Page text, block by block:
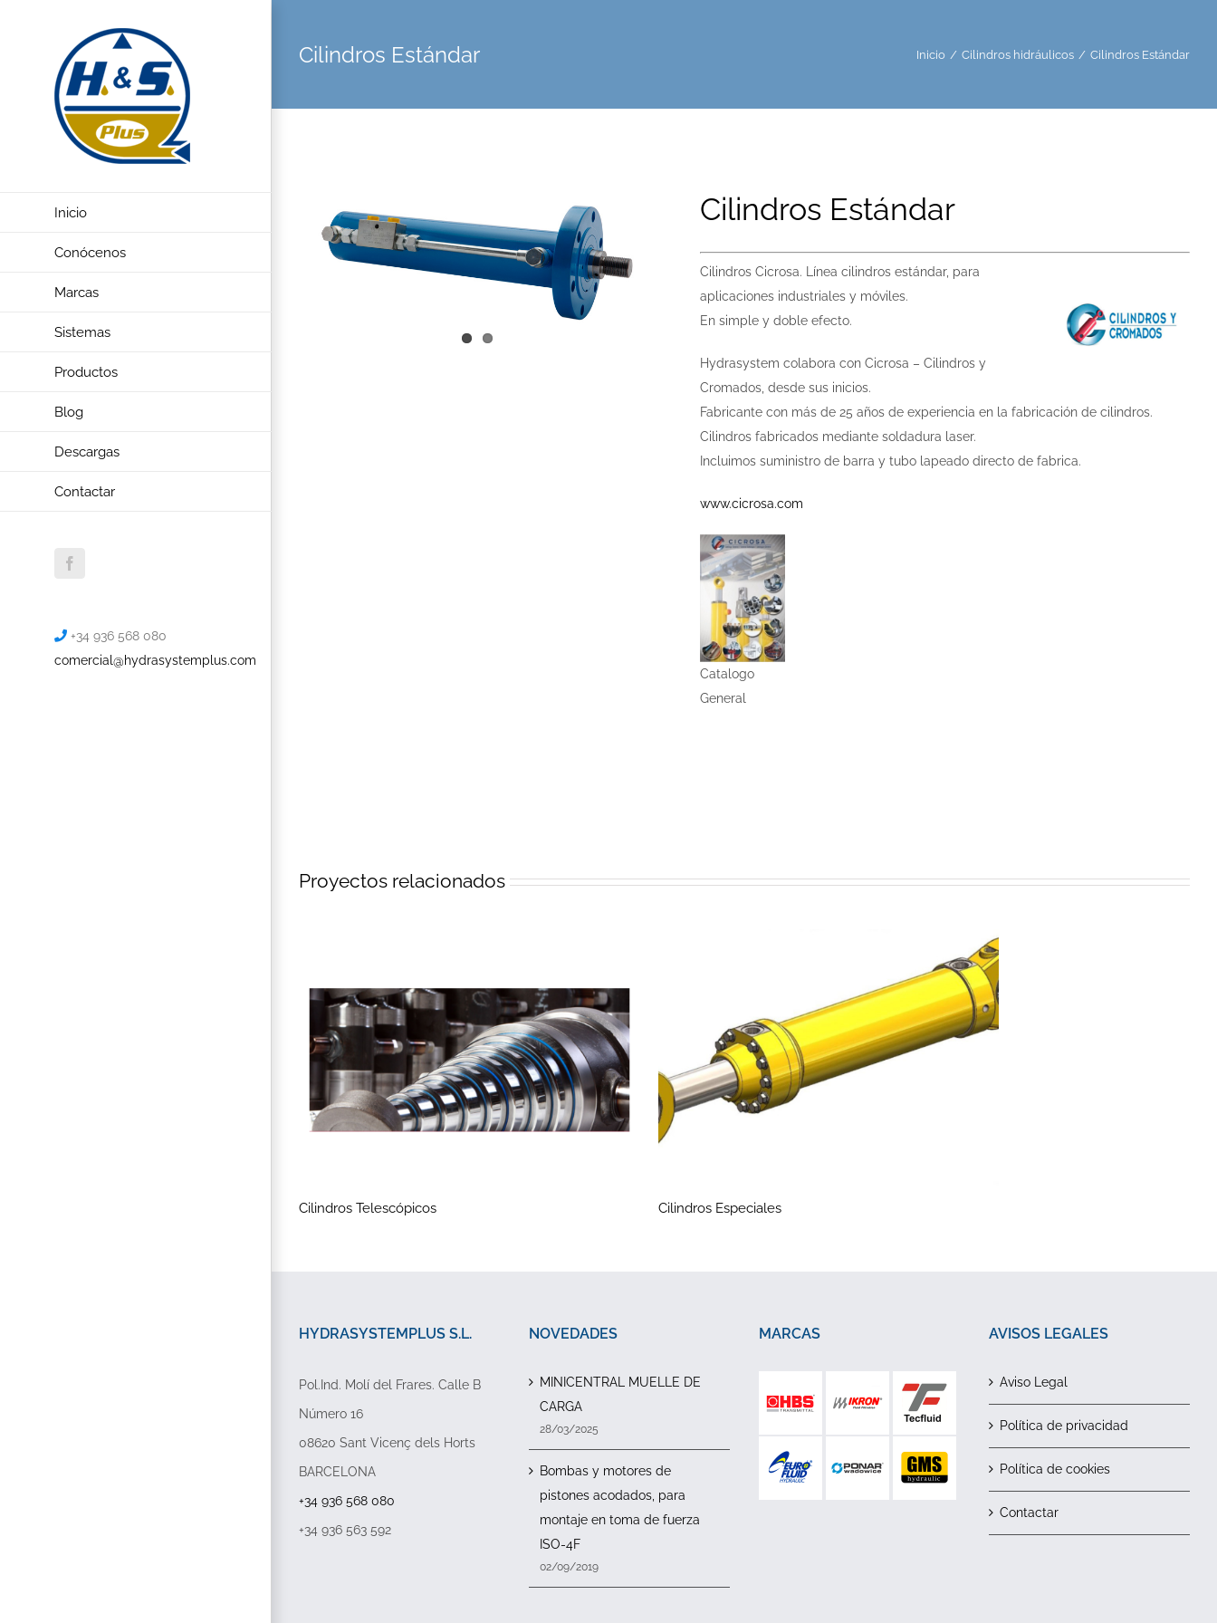
Inicio
Conócenos
Marcas
Sistemas
Productos
Blog
Descargas
Contactar
Facebook
+34 936 568 080
comercial@hydrasystemplus.com
Cilindros Estándar Inicio / Cilindros hidráulicos / Cilindros Estándar
Image
Cilindros Estándar
Cilindros Cicrosa. Línea cilindros estándar, para
aplicaciones industriales y móviles.
En simple y doble efecto.
Hydrasystem colabora con Cicrosa – Cilindros y
Cromados, desde sus inicios.
Fabricante con más de 25 años de experiencia en la fabricación de cilindros.
Cilindros fabricados mediante soldadura laser.
Incluimos suministro de barra y tubo lapeado directo de fabrica.
www.cicrosa.com
Catalogo
General
Proyectos relacionados
Cilindros Telescópicos Cilindros Especiales
HYDRASYSTEMPLUS S.L.
Pol.Ind. Molí del Frares. Calle B
Número 16
08620 Sant Vicenç dels Horts
BARCELONA
+34 936 568 080
+34 936 563 592
NOVEDADES
MINICENTRAL MUELLE DE
CARGA
28/03/2025
Bombas y motores de
pistones acodados, para
montaje en toma de fuerza
ISO-4F
02/09/2019
MARCAS AVISOS LEGALES
Aviso Legal
Política de privacidad
Política de cookies
Contactar